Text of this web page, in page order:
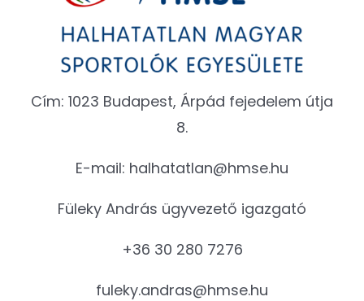
Cím: 1023 Budapest, Árpád fejedelem útja
8.
E-mail: halhatatlan@hmse.hu
Füleky András ügyvezető igazgató
+36 30 280 7276
fuleky.andras@hmse.hu